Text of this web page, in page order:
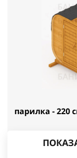
парилка - 220